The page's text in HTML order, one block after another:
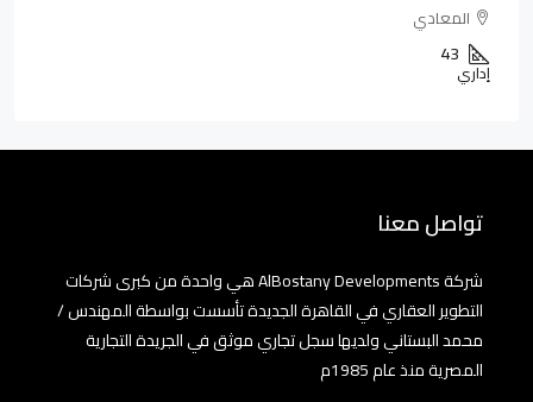
المعادي
43
إداري
تواصل معنا
شركة AlBostany Developments هي واحدة من كبرى شركات
التطوير العقاري في القاهرة الجديدة تأسست بواسطة المهندس /
محمد البستاني ولديها سجل تجاري موثق في الجريدة التجارية
المصرية منذ عام 1985م